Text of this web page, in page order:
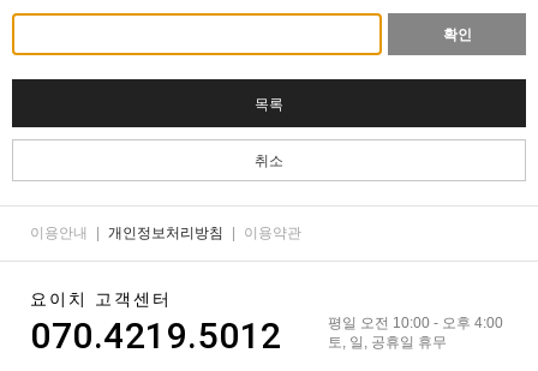
확인
목록
취소
이용안내 개인정보처리방침 이용약관
요이치 고객센터
070.4219.5012
평일 오전 10:00 - 오후 4:00
토, 일, 공휴일 휴무